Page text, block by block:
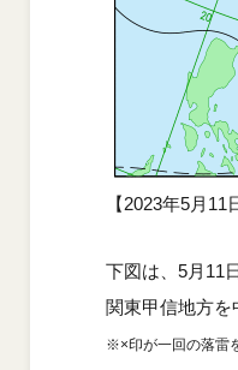
【2023年5月
下図は、5月11
関東甲信地方
※×印が一回の落雷